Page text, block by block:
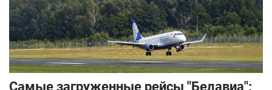
Самые загруженные рейсы "Белавиа":